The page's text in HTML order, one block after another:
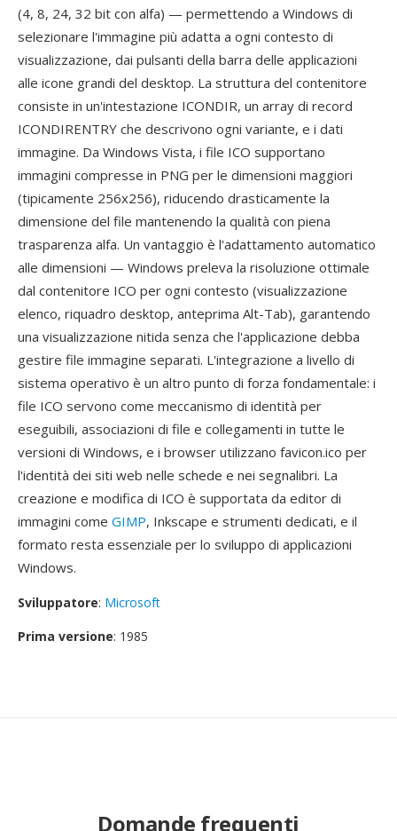
(4, 8, 24, 32 bit con alfa) — permettendo a Windows di
selezionare l'immagine più adatta a ogni contesto di
visualizzazione, dai pulsanti della barra delle applicazioni
alle icone grandi del desktop. La struttura del contenitore
consiste in un'intestazione ICONDIR, un array di record
ICONDIRENTRY che descrivono ogni variante, e i dati
immagine. Da Windows Vista, i file ICO supportano
immagini compresse in PNG per le dimensioni maggiori
(tipicamente 256x256), riducendo drasticamente la
dimensione del file mantenendo la qualità con piena
trasparenza alfa. Un vantaggio è l'adattamento automatico
alle dimensioni — Windows preleva la risoluzione ottimale
dal contenitore ICO per ogni contesto (visualizzazione
elenco, riquadro desktop, anteprima Alt-Tab), garantendo
una visualizzazione nitida senza che l'applicazione debba
gestire file immagine separati. L'integrazione a livello di
sistema operativo è un altro punto di forza fondamentale: i
file ICO servono come meccanismo di identità per
eseguibili, associazioni di file e collegamenti in tutte le
versioni di Windows, e i browser utilizzano favicon.ico per
l'identità dei siti web nelle schede e nei segnalibri. La
creazione e modifica di ICO è supportata da editor di
immagini come GIMP, Inkscape e strumenti dedicati, e il
formato resta essenziale per lo sviluppo di applicazioni
Windows.
Sviluppatore: Microsoft
Prima versione: 1985
Domande frequenti